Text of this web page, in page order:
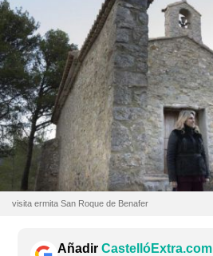
visita ermita San Roque de Benafer
Añadir CastellóExtra.com